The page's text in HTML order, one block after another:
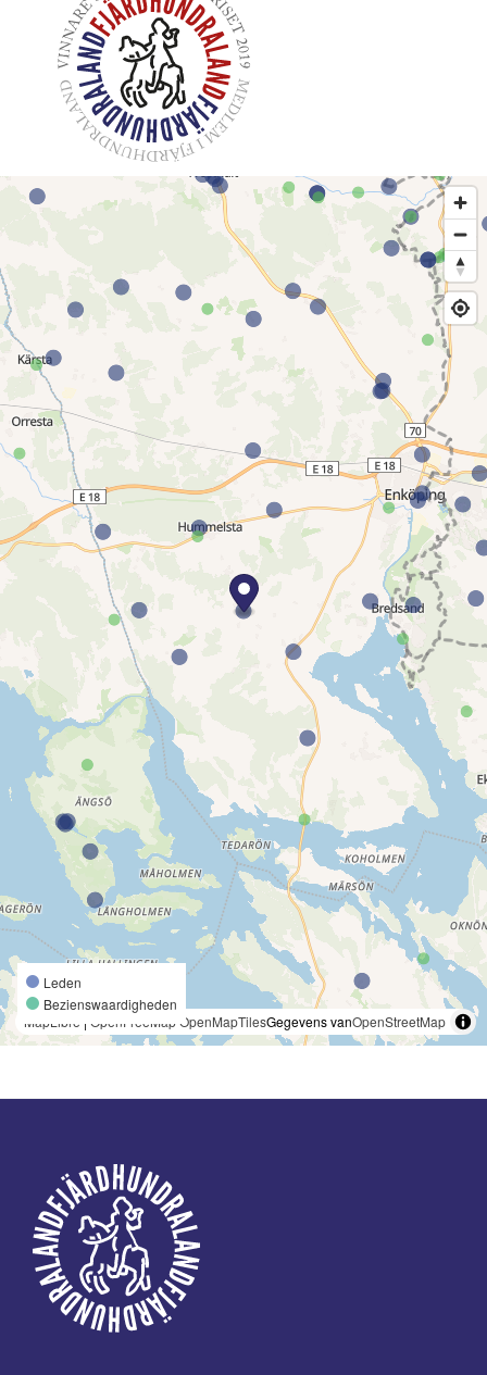
Leden
Bezienswaardigheden
MapLibre | OpenFreeMapOpenMapTilesGegevens vanOpenStreetMap
Voettekst